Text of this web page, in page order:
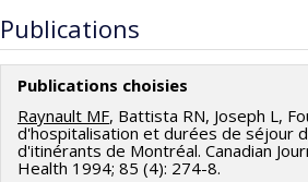
Michèle Rivard,
Mark Daniel,Cara Tannenbaum,Éric
France Raynault,Jean-Pierre Bonin
Stéphane Moulin
Brahim Boudarbat
Stéphane Guay,Simona Bignami,
Drapeau,Katherine Frohlich,Solène
Co-researchers :
Publications
Publications choisies
Raynault MF, Battista RN, Joseph L,
d'hospitalisation et durées de séjour
d'itinérants de Montréal. Canadian
Health 1994; 85 (4): 274-8.